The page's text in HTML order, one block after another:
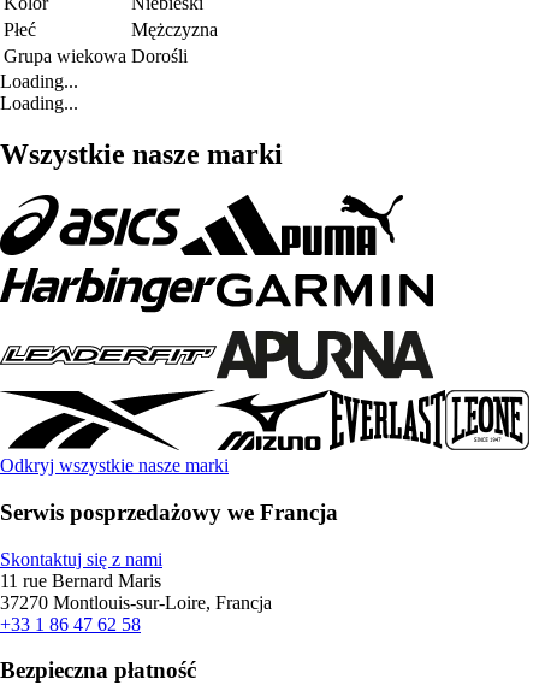
Płeć
Mężczyzna
Grupa wiekowa Dorośli
Loading...
Loading...
Wszystkie nasze marki
Odkryj wszystkie nasze marki
Serwis posprzedażowy we Francja
Skontaktuj się z nami
11 rue Bernard Maris
37270 Montlouis-sur-Loire, Francja
+33 1 86 47 62 58
Bezpieczna płatność